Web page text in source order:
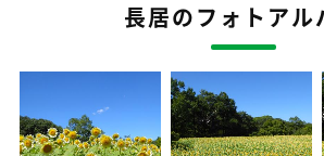
長居のフォトアル